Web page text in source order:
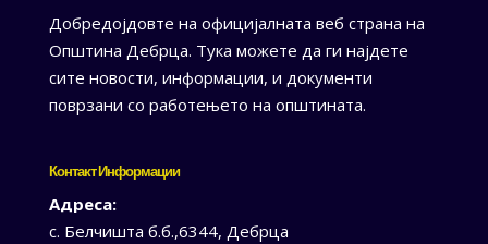
Добредојдовте на официјалната веб страна на
Општина Дебрца. Тука можете да ги најдете
сите новости, информации, и документи
поврзани со работењето на општината.
Контакт Информации
Адреса:
с. Белчишта б.б.,6344, Дебрца